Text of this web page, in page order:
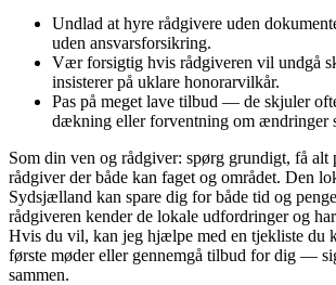
Undlad at hyre rådgivere uden
uden ansvarsforsikring.
Vær forsigtig hvis rådgiveren vil undgå
insisterer på uklare honorarvilkår.
Pas på meget lave tilbud — de skjuler
dækning eller forventning om ændringer
Som din ven og rådgiver: spørg grundigt, få
rådgiver der både kan faget og området. Den
Sydsjælland kan spare dig for både tid og
rådgiveren kender de lokale udfordringer og
Hvis du vil, kan jeg hjælpe med en tjekliste du
første møder eller gennemgå tilbud for dig —
sammen.